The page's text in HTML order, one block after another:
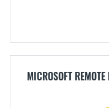
MICROSOFT